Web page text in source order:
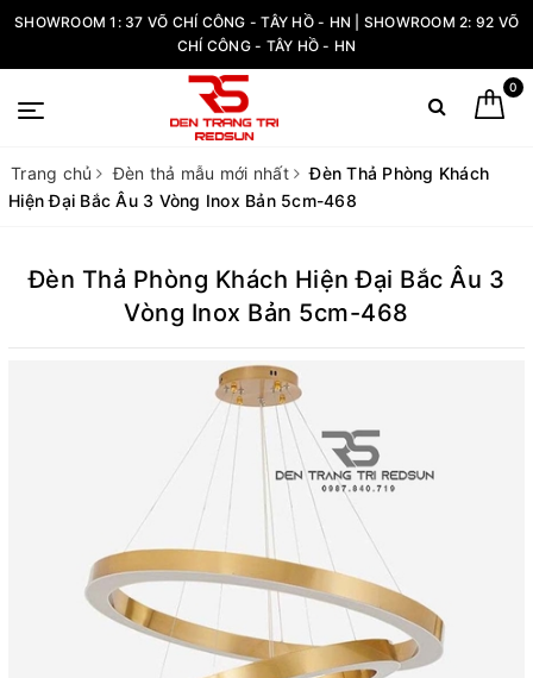
SHOWROOM 1: 37 VÕ CHÍ CÔNG - TÂY HỒ - HN | SHOWROOM 2: 92 VÕ
CHÍ CÔNG - TÂY HỒ - HN
0
Trang chủ Đèn thả mẫu mới nhất
Đèn Thả Phòng Khách
Hiện Đại Bắc Âu 3 Vòng Inox Bản 5cm-468
Đèn Thả Phòng Khách Hiện Đại Bắc Âu 3
Vòng Inox Bản 5cm-468